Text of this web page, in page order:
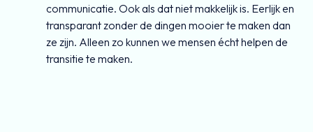
communicatie. Ook als dat niet makkelijk is. Eerlijk en
transparant zonder de dingen mooier te maken dan
ze zijn. Alleen zo kunnen we mensen écht helpen de
transitie te maken.